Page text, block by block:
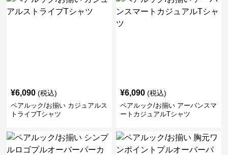
¥6,090 (税込)
ペアルック/お揃い カジュアルス
トライプTシャツ
¥6,090 (税込)
ペアルック/お揃い アーバンスマ
ートカジュアルTシャツ